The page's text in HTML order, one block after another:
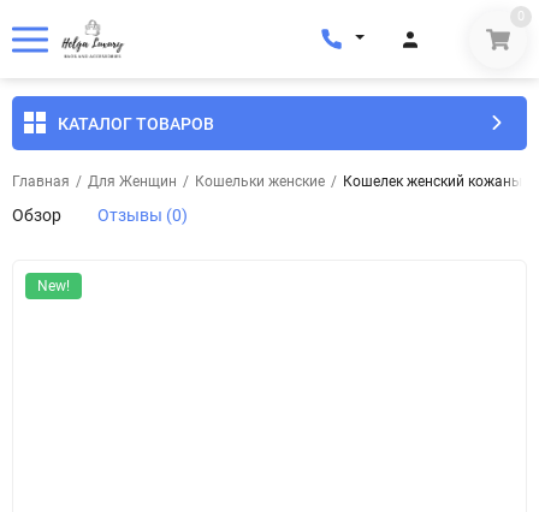
0
КАТАЛОГ ТОВАРОВ
Главная / Для Женщин / Кошельки женские / Кошелек женский кожаный
Обзор Отзывы (0)
New!